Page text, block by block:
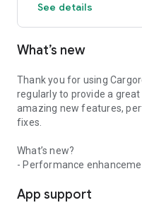
Meer info:
See details
What’s new
Thank you for using
regularly to provide a
amazing new features,
fixes.
What’s new?
- Performance
App support